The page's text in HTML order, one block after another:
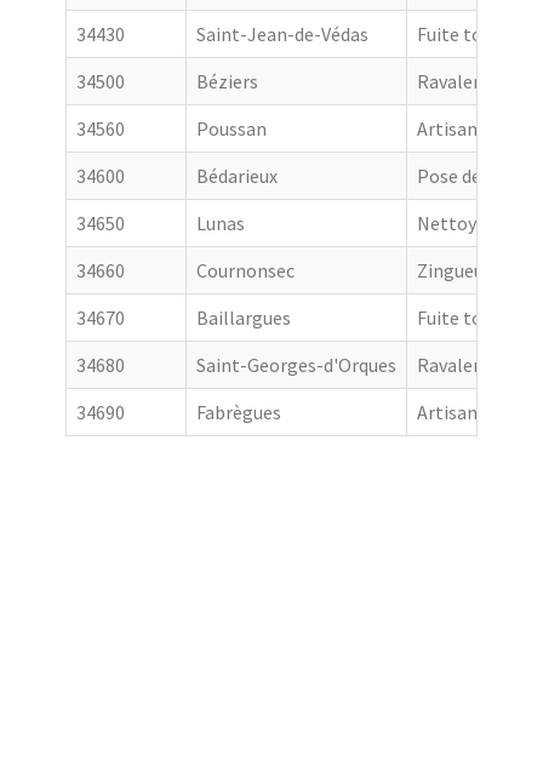
34430
Saint-Jean-de-Védas
Fuite toiture
34500
Béziers
Ravalement
34560
Poussan
Artisan
34600
Bédarieux
Pose de
34650
Lunas
Nettoyage de
34660
Cournonsec
Zingueur
34670
Baillargues
Fuite toiture
34680
Saint-Georges-d'Orques
Ravalement
34690
Fabrègues Artisan